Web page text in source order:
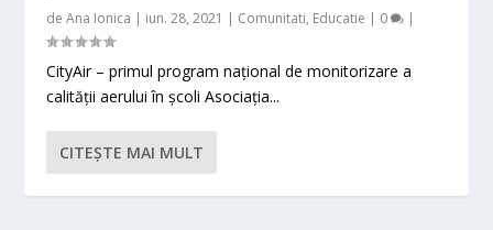
deAna Ionica | iun. 28, 2021 | Comunitati, Educatie | 0 |
CityAir – primul program național de monitorizare a
calității aerului în școli Asociația...
CITEŞTE MAI MULT